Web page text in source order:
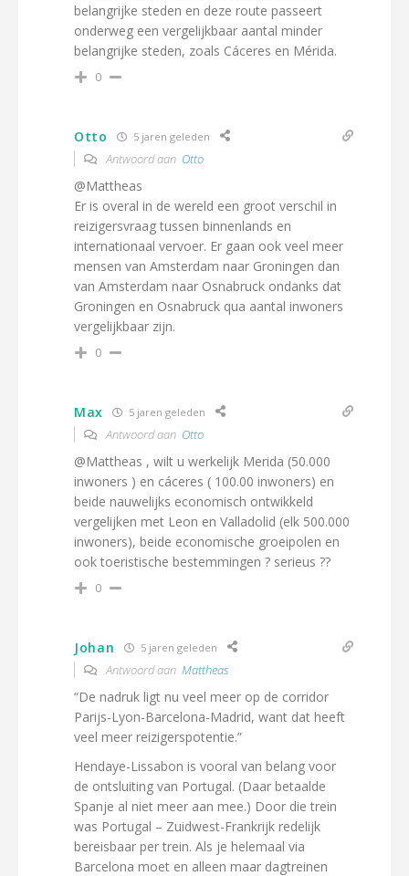
belangrijke steden en deze route passeert
onderweg een vergelijkbaar aantal minder
belangrijke steden, zoals Cáceres en Mérida.
0
Otto 5 jaren geleden
Antwoord aan Otto
@Mattheas
Er is overal in de wereld een groot verschil in
reizigersvraag tussen binnenlands en
internationaal vervoer. Er gaan ook veel meer
mensen van Amsterdam naar Groningen dan
van Amsterdam naar Osnabruck ondanks dat
Groningen en Osnabruck qua aantal inwoners
vergelijkbaar zijn.
0
Max 5 jaren geleden
Antwoord aan Otto
@Mattheas , wilt u werkelijk Merida (50.000
inwoners ) en cáceres ( 100.00 inwoners) en
beide nauwelijks economisch ontwikkeld
vergelijken met Leon en Valladolid (elk 500.000
inwoners), beide economische groeipolen en
ook toeristische bestemmingen ? serieus ??
0
Johan 5 jaren geleden
Antwoord aan Mattheas
“De nadruk ligt nu veel meer op de corridor
Parijs-Lyon-Barcelona-Madrid, want dat heeft
veel meer reizigerspotentie.”
Hendaye-Lissabon is vooral van belang voor
de ontsluiting van Portugal. (Daar betaalde
Spanje al niet meer aan mee.) Door die trein
was Portugal – Zuidwest-Frankrijk redelijk
bereisbaar per trein. Als je helemaal via
Barcelona moet en alleen maar dagtreinen